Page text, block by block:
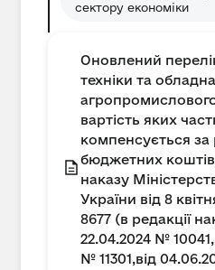
сектору економіки
Оновлений
техніки та
вартість яких
компенсується за
бюджетних
наказу
України від 8
8677 (в редакції
22.04.2024 №
№ 11301,від